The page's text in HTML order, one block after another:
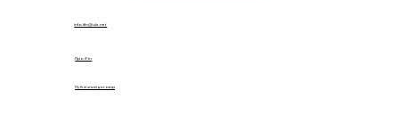
info.ifin@ukr.net
Про iFin
Публічний договір